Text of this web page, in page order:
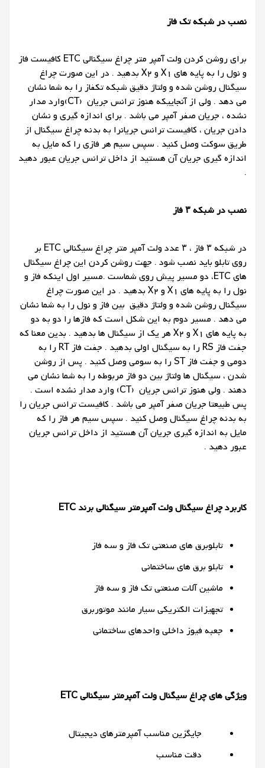
نصب در شبکه تک فاز
برای روشن کردن ولت آمپر متر چراغ سیگنالی ETC کافیست فاز
و نول را به پایه های X1 و X2 بدهید . در این صورت چراغ
سیگنال روشن شده و ولتاژ دقیق شبکه تکفاز را به شما نشان
می دهد . ولی از آنجاییکه هنوز ترانس جریان (CT)وارد مدار
نشده ، جریان صفر آمپر می باشد . برای اندازه گیری و نشان
دادن جریان ، کافیست ترانس جریانرا به بدنه چراغ سیگنال از
طریق سوکت وصل کنید . سپس سیم هر فازی را که مایل به
اندازه گیری جریان آن هستید از داخل ترانس جریان عبور دهید
.
نصب در شبکه ۳ فاز
در شبکه ۳ فاز ، ۳ عدد ولت آمپر متر چراغ سیگنالی ETC بر
روی تابلو باید نصب شود . جهت روشن کردن این چراغ سیگنال
های ETC، دو مسیر پیش روی شماست .مسیر اول اینکه فاز و
نول را به پایه های X1 و X2 بدهید . در این صورت چراغ
سیگنال روشن شده و ولتاژ دقیق بین فاز و نول را به شما نشان
می دهد . مسیر دوم به این شکل است که فازها را دو به دو
به پایه های X1 و X2 هر یک از سیگنال ها بدهید . بدین معنا که
جفت فاز RS را به سیگنال اولی بدهید . جفت فاز RT را به
دومی و جفت فاز ST را به سومی وصل کنید . پس از روشن
شدن ، سیگنال ها ولتاژ بین دو فاز مربوطه را به شما نشان می
دهند . ولی هنوز ترانس جریان (CT) وارد مدار نشده است .
پس طبیعتا جریان صفر آمپر می باشد . کافیست ترانس جریان را
به بدنه چراغ سیگنال وصل کنید . سپس سیم هر فاز را که
مایل به اندازه گیری جریان آن هستید از داخل ترانس جریان
عبور دهید .
کاربرد چراغ سیگنال ولت آمپرمتر سیگنالیبرند ETC
تابلوبرق های صنعتی تک فاز و سه فاز
تابلو برق های ساختمانی
ماشین آلات صنعتی تک فاز و سه فاز
تجهیزات الکتریکی سیار مانند موتوربرق
جعبه فیوز داخلی واحدهای ساختمانی
ویژگی های چراغ سیگنال ولت آمپرمتر سیگنالی ETC
جایگزین مناسب آمپرمترهای دیجیتال
دقت مناسب